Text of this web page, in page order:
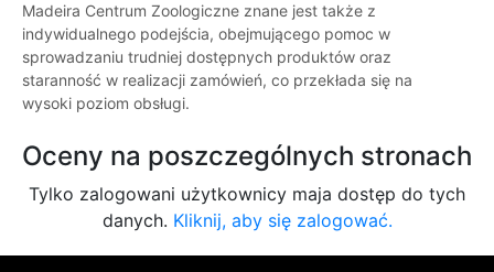
Madeira Centrum Zoologiczne znane jest także z
indywidualnego podejścia, obejmującego pomoc w
sprowadzaniu trudniej dostępnych produktów oraz
staranność w realizacji zamówień, co przekłada się na
wysoki poziom obsługi.
Oceny na poszczególnych stronach
Tylko zalogowani użytkownicy maja dostęp do tych
danych. Kliknij, aby się zalogować.